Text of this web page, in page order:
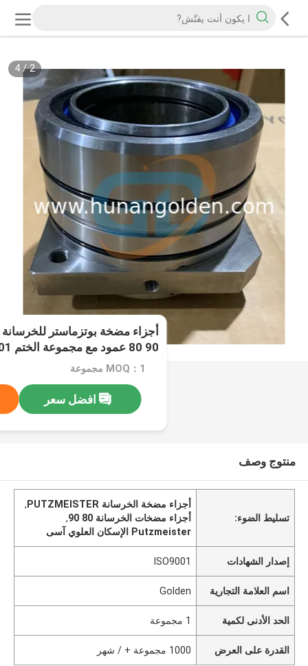
2
/
4
80 90 عمود مع مجموعة الختم 274893001 519127
MOQ：1 مجموعة
افضل سعر
منتوج وصف
تسليط الضوء:
أجزاء مضخة الخرسانة PUTZMEISTER
,
أجزاء مضخات الخرسانة 80 90
,
Putzmeister الإسكان العلوي آسى
إصدار الشهادات ISO9001
اسم العلامة التجارية Golden
الحد الأدنى لكمية 1 مجموعة
القدرة على العرض 1000 مجموعة + / شهر